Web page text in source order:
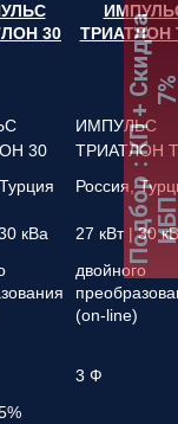
30
ТРИАТЛОН
ИМПУЛЬС
30
ТРИАТЛОН
Россия,
кВа 27 кВт | 30
двойного
(on-line)
3 Ф
Подбор
:
К
П
+
С
к
и
д
к
а
7